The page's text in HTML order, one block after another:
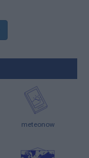
meteonow